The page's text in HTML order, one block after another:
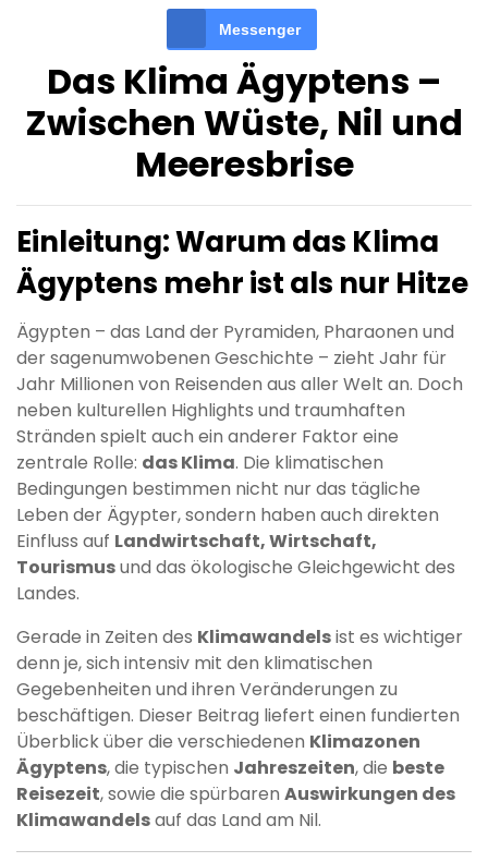
Messenger
Das Klima Ägyptens –
Zwischen Wüste, Nil und
Meeresbrise
Einleitung: Warum das Klima
Ägyptens mehr ist als nur Hitze
Ägypten – das Land der Pyramiden, Pharaonen und
der sagenumwobenen Geschichte – zieht Jahr für
Jahr Millionen von Reisenden aus aller Welt an. Doch
neben kulturellen Highlights und traumhaften
Stränden spielt auch ein anderer Faktor eine
zentrale Rolle: das Klima. Die klimatischen
Bedingungen bestimmen nicht nur das tägliche
Leben der Ägypter, sondern haben auch direkten
Einfluss auf Landwirtschaft, Wirtschaft,
Tourismusund das ökologische Gleichgewicht des
Landes.
Gerade in Zeiten des Klimawandelsist es wichtiger
denn je, sich intensiv mit den klimatischen
Gegebenheiten und ihren Veränderungen zu
beschäftigen. Dieser Beitrag liefert einen fundierten
Überblick über die verschiedenen Klimazonen
Ägyptens, die typischen Jahreszeiten, die beste
Reisezeit, sowie die spürbaren Auswirkungen des
Klimawandelsauf das Land am Nil.